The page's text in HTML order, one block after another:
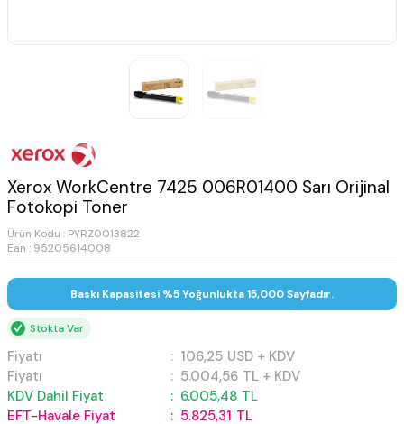
Xerox WorkCentre 7425 006R01400 Sarı Orijinal
Fotokopi Toner
Ürün Kodu : PYRZ0013822
Ean : 95205614008
Baskı Kapasitesi %5 Yoğunlukta 15,000 Sayfadır.
Stokta Var
Fiyatı : 106,25 USD + KDV
Fiyatı
: 5.004,56 TL + KDV
KDV Dahil Fiyat
: 6.005,48 TL
EFT-Havale Fiyat
: 5.825,31 TL